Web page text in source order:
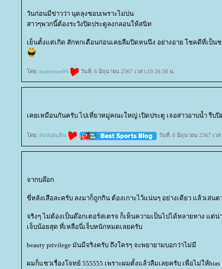
วันก่อนมีข่าวว่า นุดลุงชอบเพราะไม่บ่น
สาวๆพวกนี้ต้องระวังปิดประตูลงกลอนให้สนิท
เย็นตั้งแต่เกิด สักหกเดือนก่อนเคยลืมปิดหนนึง อย่างอาย โชคดีที่เป็น
ดย: mcayenne94 วันที่: 6 มิถุนายน 2567 เวลา:19:26:58 น.
เคยเหมือนกันครับ ไปเที่ยวหมู่คณะใหญ่ เปิดประตู เจอสาวอาบน้ำ รีบปิ
ดย: สองแผ่นดิน วันที่: 6 มิถุนายน 2567 เวล
จากบล๊อก
ขี่หลังเสือละครับ ลงมาก็ถูกกิน ต้องเกาะไว้แน่นๆ อย่างเดียว แล้วเล่นต
จริงๆ ไม่ต้องเป็นด๊อกเตอร์สเตรจ ก็เห็นความเป็นไปได้หลายทาง แต่
เจ็บน้อยสุด ที่เหลือนี่เจ็บหนักหมดเลยครับ
beauty privilege มันมีจริงครับ ถึงใครๆ จะพยายามบอกว่าไม่มี
ผมก็แซวเรื่องโจทย์ 555555 เพราะผมตั้งแล้วลืมเลยครับ เพื่อไม่ให้